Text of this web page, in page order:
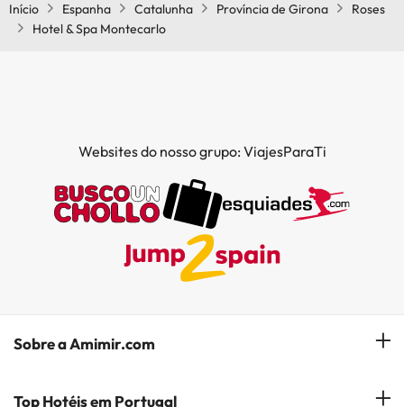
Início Espanha Catalunha Província de Girona
Roses
Hotel & Spa Montecarlo
Websites do nosso grupo: ViajesParaTi
Sobre a Amimir.com
Quem somos?
Top Hotéis em Portugal